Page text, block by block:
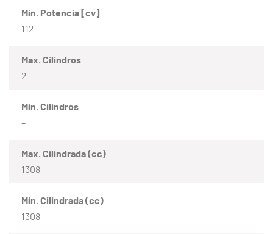
Mín. Potencia [cv]
112
Max. Cilindros
2
Mín. Cilindros
–
Max. Cilindrada (cc)
1308
Mín. Cilindrada (cc)
1308